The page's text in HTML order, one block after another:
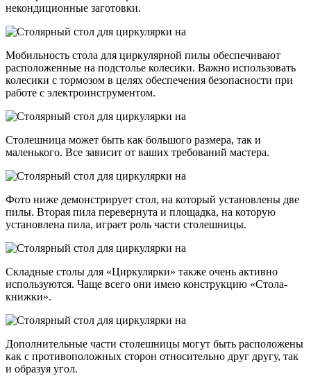
некондиционные заготовки.
Мобильность стола для циркулярной пилы обеспечивают
расположенные на подстолье колесики. Важно использовать
колесики с тормозом в целях обеспечения безопасности при
работе с электроинструментом.
Столешница может быть как большого размера, так и
маленького. Все зависит от ваших требований мастера.
Фото ниже демонстрирует стол, на который установлены две
пилы. Вторая пила перевернута и площадка, на которую
установлена пила, играет роль части столешницы.
Складные столы для «Циркулярки» также очень активно
используются. Чаще всего они имею конструкцию «Стола-
книжки».
Дополнительные части столешницы могут быть расположены
как с противоположных сторон относительно друг другу, так
и образуя угол.